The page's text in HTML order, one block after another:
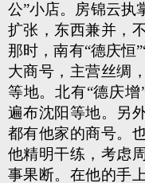
公”小店。房锦云执
扩张，东西兼并，
那时，南有“德庆恒
大商号，主营丝绸
等地。北有“德庆增
遍布沈阳等地。另
都有他家的商号。
他精明干练，考虑
事果断。在他的手